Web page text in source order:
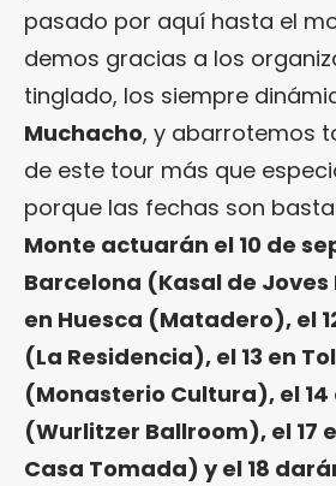
pasado por aquí hasta el
demos gracias a los
tinglado, los siempre
Muchacho, y abarrotemos
de este tour más que
porque las fechas son
Monte actuarán el 10 de
Barcelona (Kasal de Joves
en Huesca (Matadero), el
(La Residencia), el 13 en
(Monasterio Cultura), el 14
(Wurlitzer Ballroom), el 17
Casa Tomada) y el 18